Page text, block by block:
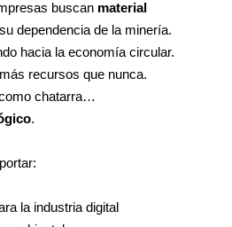
buscan material
dependencia de la minería.
hacia la economía circular.
recursos que nunca.
chatarra…
.
la industria digital